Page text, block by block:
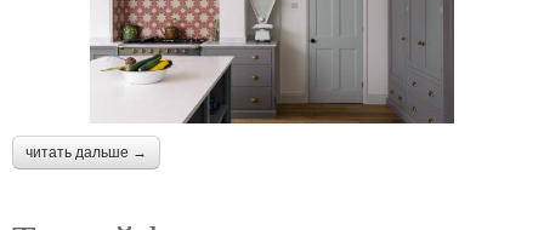
читать дальше →